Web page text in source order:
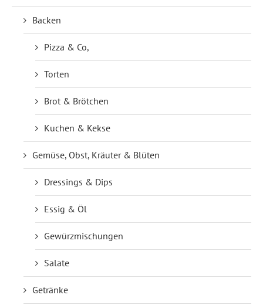
Backen
Pizza & Co,
Torten
Brot & Brötchen
Kuchen & Kekse
Gemüse, Obst, Kräuter & Blüten
Dressings & Dips
Essig & Öl
Gewürzmischungen
Salate
Getränke